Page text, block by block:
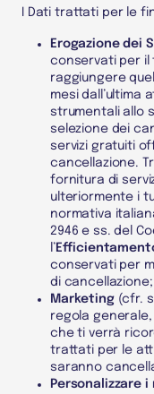
Dati trattati per le
Erogazione dei
conservati per
raggiungere
mesi dall’ultima
strumentali allo
selezione dei
servizi gratuiti
cancellazione.
fornitura di
ulteriormente i
normativa
2946 e ss. del
l’
conservati per
di cancellazione;
Marketing(cfr.
regola
che ti verrà
trattati per le
saranno
Personalizzare